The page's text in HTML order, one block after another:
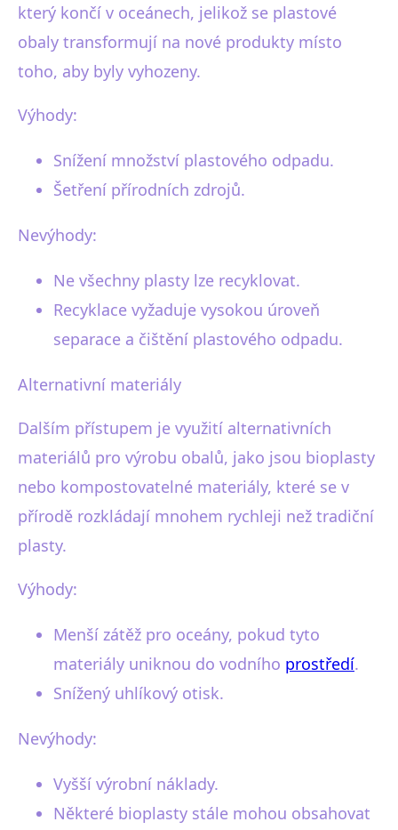
který končí v oceánech, jelikož se plastové
obaly transformují na nové produkty místo
toho, aby byly vyhozeny.
Výhody:
Snížení množství plastového odpadu.
Šetření přírodních zdrojů.
Nevýhody:
Ne všechny plasty lze recyklovat.
Recyklace vyžaduje vysokou úroveň
separace a čištění plastového odpadu.
Alternativní materiály
Dalším přístupem je využití alternativních
materiálů pro výrobu obalů, jako jsou bioplasty
nebo kompostovatelné materiály, které se v
přírodě rozkládají mnohem rychleji než tradiční
plasty.
Výhody:
Menší zátěž pro oceány, pokud tyto
materiály uniknou do vodního prostředí.
Snížený uhlíkový otisk.
Nevýhody:
Vyšší výrobní náklady.
Některé bioplasty stále mohou obsahovat